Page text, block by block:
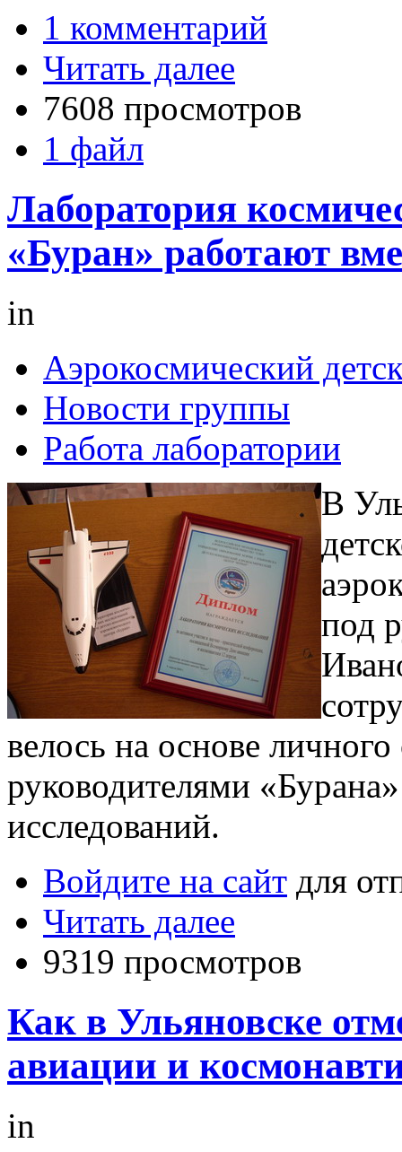
1 комментарий
Читать далее
7608 просмотров
1 файл
Лаборатория
«Буран» работают
in
Аэрокосмический
Новости группы
Работа лаборатории
В
под
велось на основе
руководителями
исследований.
Войдите на сайт для
Читать далее
9319 просмотров
Как в Ульяновске
авиации и
in